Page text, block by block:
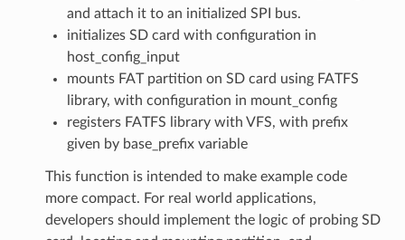
and attach it to an initialized SPI bus.
initializes SD card with configuration in
host_config_input
mounts FAT partition on SD card using FATFS
library, with configuration in mount_config
registers FATFS library with VFS, with prefix
given by base_prefix variable
This function is intended to make example code
more compact. For real world applications,
developers should implement the logic of probing SD